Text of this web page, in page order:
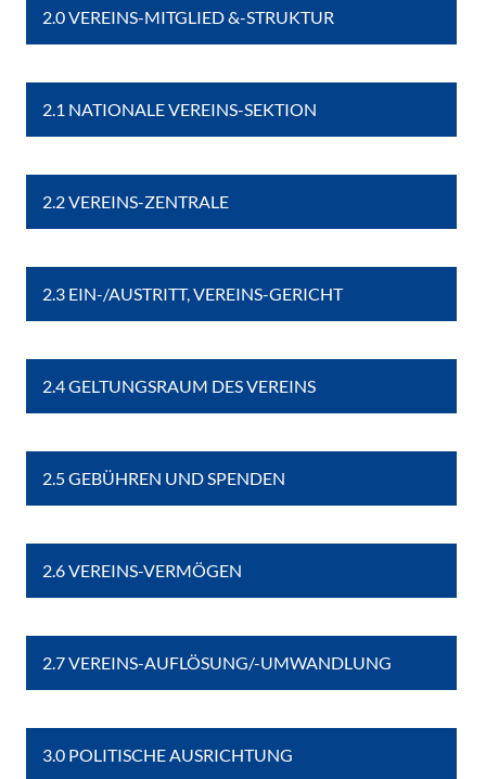
2.0 VEREINS-MITGLIED &-STRUKTUR
2.1 NATIONALE VEREINS-SEKTION
2.2 VEREINS-ZENTRALE
2.3 EIN-/AUSTRITT, VEREINS-GERICHT
2.4 GELTUNGSRAUM DES VEREINS
2.5 GEBÜHREN UND SPENDEN
2.6 VEREINS-VERMÖGEN
2.7 VEREINS-AUFLÖSUNG/-UMWANDLUNG
3.0 POLITISCHE AUSRICHTUNG